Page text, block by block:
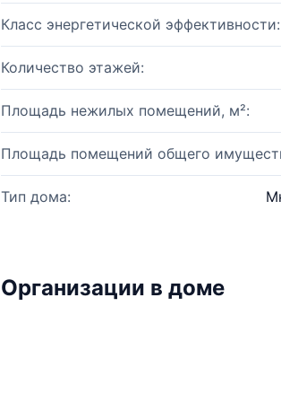
Класс энергетической эффективности:
Количество этажей:
Площадь нежилых помещений, м²:
Площадь помещений общего
Тип дома:
Организации в доме